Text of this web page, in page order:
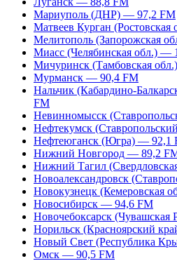
Мариуполь (ДНР) — 97,2 FM
Матвеев Курган
Мелитополь (Запорожская
Миасс (Челябинская обл.) —
Мичуринск (Тамбовская
Мурманск — 90,4 FM
Нальчик (Кабардино-
FM
Невинномысск
Нефтекумск
Нефтеюганск (Югра) — 92,1
Нижний Новгород — 89,2
Нижний Тагил
Новоалександровск
Новокузнецк (Кемеровская
Новосибирск — 94,6 FM
Новочебоксарск
Норильск (Красноярский
Новый Свет (Республика
Омск — 90,5 FM